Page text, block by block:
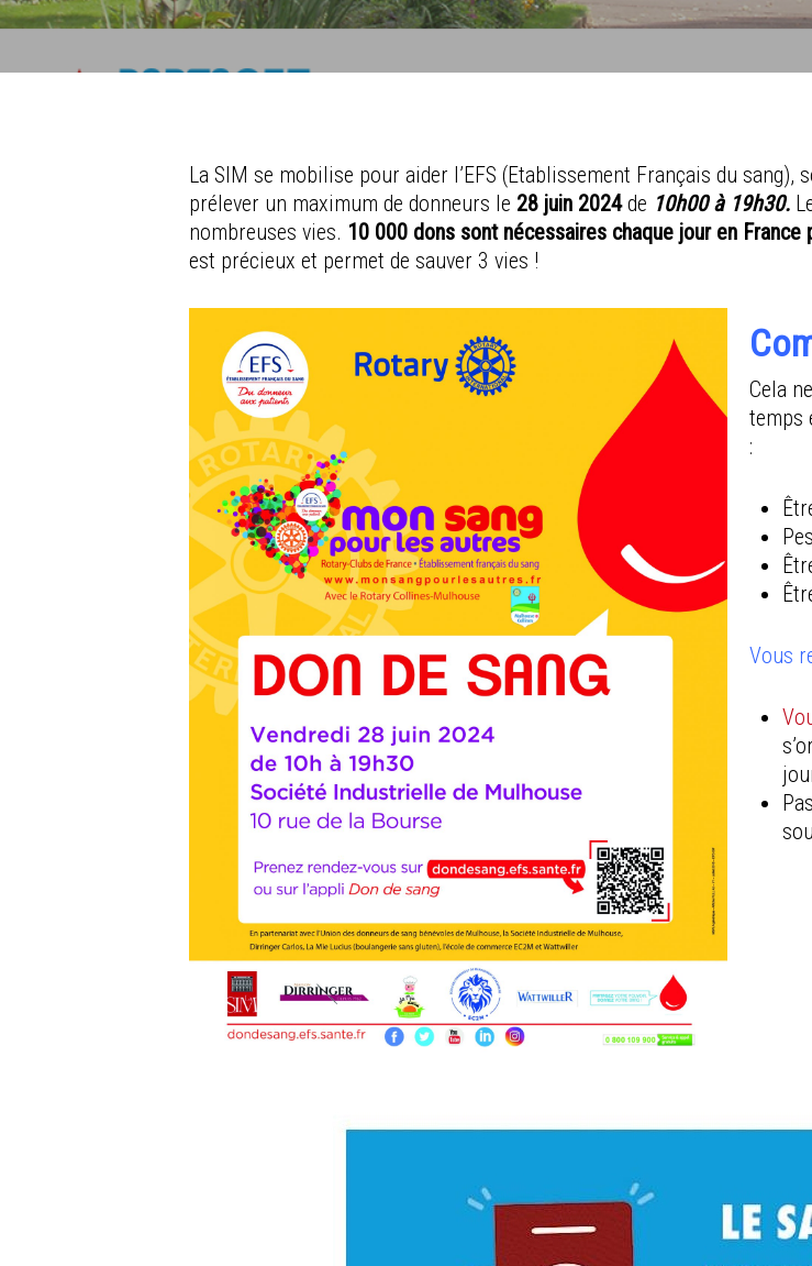
La SIM se mobilise pour aider l’EFS (Etablissement Français du
prélever un maximum de donneurs le 28 juin 2024de 10h00 à 19h30.
nombreuses vies. 10 000 dons sont nécessaires chaque jour en
est précieux et permet de sauver 3 vies !
Cela
temps
:
Vous